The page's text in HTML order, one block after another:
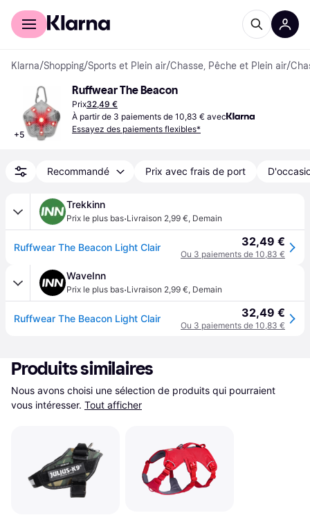
Acheter avec Klarna
Klarna/Shopping/Sports et Plein air/Chasse, Pêche et Plein air/
+5
Ruffwear The Beacon
Prix32,49 €
À partir de 3 paiements de 10,83 € avec
Essayez des paiements flexibles*
Recommandé Prix avec frais de port
Trekkinn
Prix le plus bas·Livraison 2,99 €, Demain
Ruffwear The Beacon Light Clair 32,49 €
Ou 3 paiements de 10,83 €
WaveInn
Prix le plus bas·Livraison 2,99 €, Demain
Ruffwear The Beacon Light Clair 32,49 €
Ou 3 paiements de 10,83 €
Produits similaires
Nous avons choisi une sélection de produits qui pourraient
vous intéresser. Tout afficher